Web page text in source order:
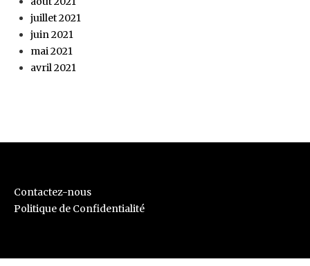
juillet 2021
juin 2021
mai 2021
avril 2021
Contactez-nous
Politique de Confidentialité